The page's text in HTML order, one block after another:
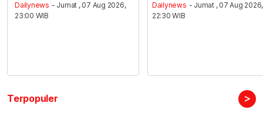
Dailynews - Jumat , 07 Aug 2026,
23:00 WIB
Dailynews - Jumat , 07 Aug 2026,
22:30 WIB
Terpopuler >